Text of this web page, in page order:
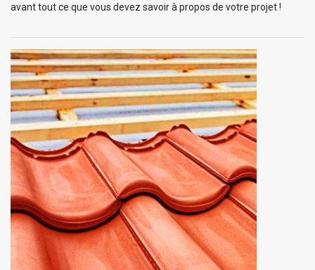
avant tout ce que vous devez savoir à propos de votre projet !